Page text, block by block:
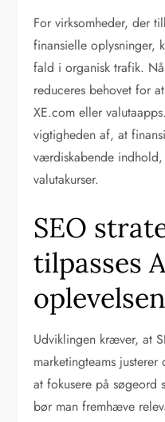
For virksomheder, der
finansielle oplysninger,
fald i organisk trafik.
reduceres behovet for
XE.com eller
vigtigheden af, at
værdiskabende
valutakurser.
SEO
tilpasses
oplevelsen
Udviklingen kræver, at
marketingteams
at fokusere på søgeord
bør man fremhæve